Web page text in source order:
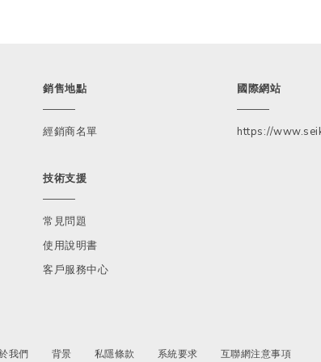
銷售地點
經銷商名單
技術支援
常見問題
使用說明書
客戶服務中心
國際網站
https://
我們 背景 私隱條款 系統要求 互聯網注意事項